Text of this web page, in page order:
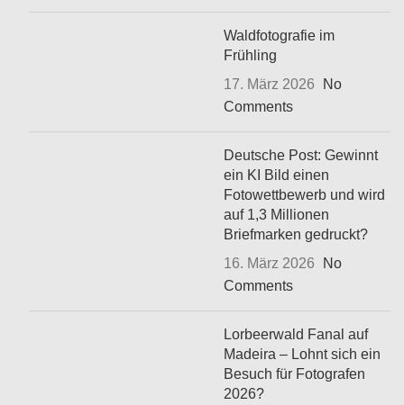
Waldfotografie im
Frühling
17. März 2026
No
Comments
Deutsche Post: Gewinnt
ein KI Bild einen
Fotowettbewerb und wird
auf 1,3 Millionen
Briefmarken gedruckt?
16. März 2026
No
Comments
Lorbeerwald Fanal auf
Madeira – Lohnt sich ein
Besuch für Fotografen
2026?